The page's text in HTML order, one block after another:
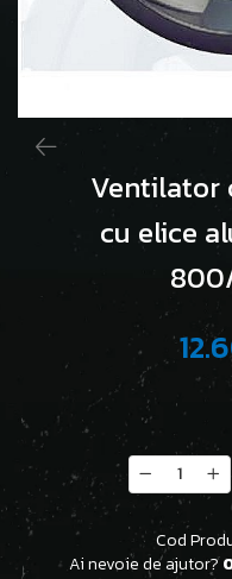
Ventilator
cu elice
Cod
Ai nevoie de ajutor?